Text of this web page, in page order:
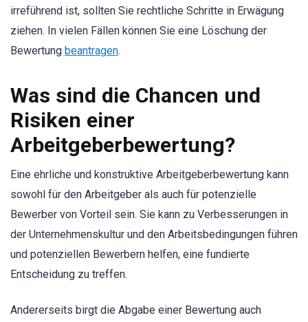
irreführend ist, sollten Sie rechtliche Schritte in Erwägung
ziehen. In vielen Fällen können Sie eine Löschung der
Bewertung beantragen.
Was sind die Chancen und
Risiken einer
Arbeitgeberbewertung?
Eine ehrliche und konstruktive Arbeitgeberbewertung kann
sowohl für den Arbeitgeber als auch für potenzielle
Bewerber von Vorteil sein. Sie kann zu Verbesserungen in
der Unternehmenskultur und den Arbeitsbedingungen führen
und potenziellen Bewerbern helfen, eine fundierte
Entscheidung zu treffen.
Andererseits birgt die Abgabe einer Bewertung auch